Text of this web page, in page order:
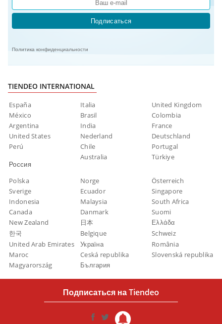
Подписаться
Политика конфиденциальности
TIENDEO INTERNATIONAL
España Italia
United Kingdom
México
Brasil
Colombia
Argentina
India
France
United States
Nederland
Deutschland
Perú
Chile
Portugal
Россия
Australia Türkiye
Polska Norge
Österreich
Sverige
Ecuador
Singapore
Indonesia
Malaysia
South Africa
Canada
Danmark
Suomi
New Zealand
日本
Ελλάδα
한국
Belgique
Schweiz
United Arab Emirates
Україна
România
Maroc
Ceská republika
Slovenská republika
Magyarország
България
Подписаться на Tiendeo